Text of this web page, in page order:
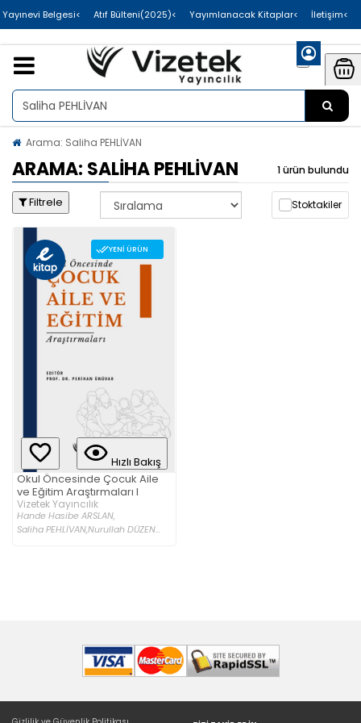
>İletişim
>Yayımlanacak Kitaplar
>Atıf Bülteni(2025)
>Uluslararası Yayınevi Belgesi
Arama: Saliha PEHLİVAN
ARAMA: SALIHA PEHLİVAN 1 ürün bulundu
Filtrele Stoktakiler
YENI ÜRÜN
Hızlı Bakış
Okul Öncesinde Çocuk Aile
ve Eğitim Araştırmaları I
Vizetek Yayıncılık
Hande Hasibe ARSLAN,
Saliha PEHLİVAN,Nurullah DÜZEN...